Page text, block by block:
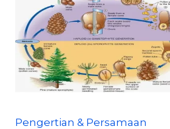
Pengertian & Persamaan